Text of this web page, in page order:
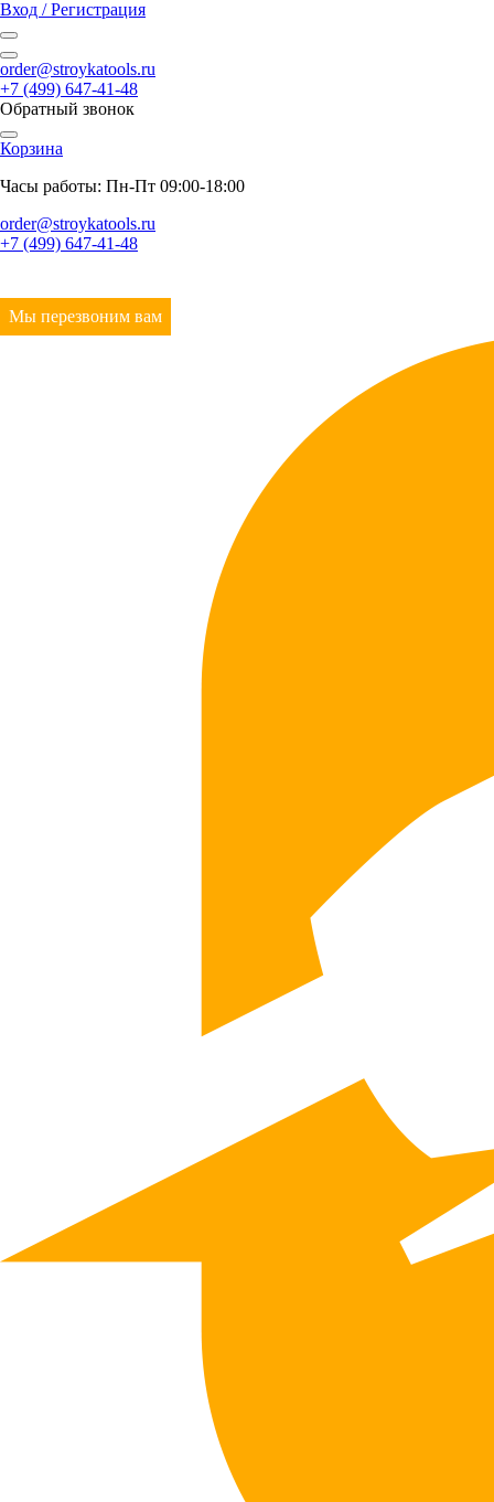
Вход / Регистрация
order@stroykatools.ru
+7 (499) 647-41-48
Обратный звонок
Корзина
Часы работы: Пн-Пт 09:00-18:00
order@stroykatools.ru
+7 (499) 647-41-48
Мы перезвоним вам